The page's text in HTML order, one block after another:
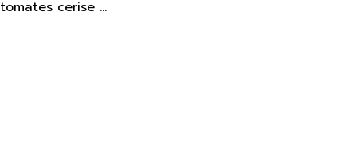
tomates cerise …